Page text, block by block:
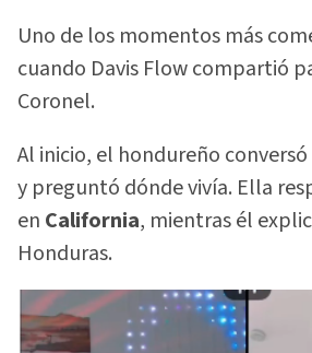
Uno de los momentos más
cuando Davis Flow compartió
Coronel.
Al inicio, el hondureño
y preguntó dónde vivía. Ella
en California, mientras él
Honduras.